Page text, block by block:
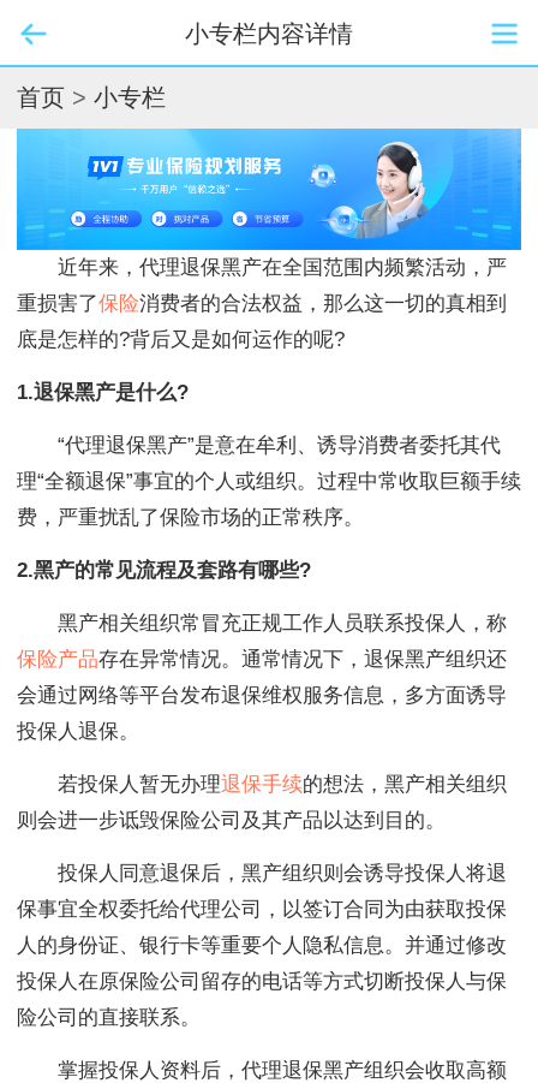
小专栏内容详情
首页 > 小专栏
近年来，代理退保黑产在全国范围内频繁活动，严
重损害了保险消费者的合法权益，那么这一切的真相到
底是怎样的?背后又是如何运作的呢?
1.退保黑产是什么?
“代理退保黑产”是意在牟利、诱导消费者委托其代
理“全额退保”事宜的个人或组织。过程中常收取巨额手续
费，严重扰乱了保险市场的正常秩序。
2.黑产的常见流程及套路有哪些?
黑产相关组织常冒充正规工作人员联系投保人，称
保险产品存在异常情况。通常情况下，退保黑产组织还
会通过网络等平台发布退保维权服务信息，多方面诱导
投保人退保。
若投保人暂无办理退保手续的想法，黑产相关组织
则会进一步诋毁保险公司及其产品以达到目的。
投保人同意退保后，黑产组织则会诱导投保人将退
保事宜全权委托给代理公司，以签订合同为由获取投保
人的身份证、银行卡等重要个人隐私信息。并通过修改
投保人在原保险公司留存的电话等方式切断投保人与保
险公司的直接联系。
掌握投保人资料后，代理退保黑产组织会收取高额